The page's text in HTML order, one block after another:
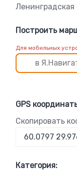
Ленинградская
Построить
Для мобильных
в
GPS
Скопировать
Категория: